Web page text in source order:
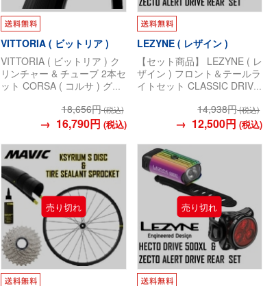
VITTORIA ( ビットリア )
VITTORIA ( ビットリア ) ク
リンチャー & チューブ 2本セ
ット CORSA ( コルサ ) グラ
タンダード ブチル チューブ
オールブラック 700×23C 仏
18,656円(税込)
→ 16,790円 (税込)
LEZYNE ( レザイン )
【セット商品】 LEZYNE ( レ
ザイン ) フロント＆テールラ
イトセット CLASSIC DRIVE
DRIVE ( クラシック ドライ
ブ / ゼクト アラート ドライ
ク
14,938円(税込)
→ 12,500円 (税込)